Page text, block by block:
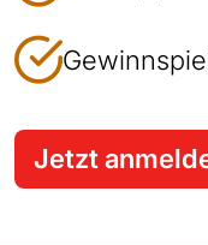
Jetzt